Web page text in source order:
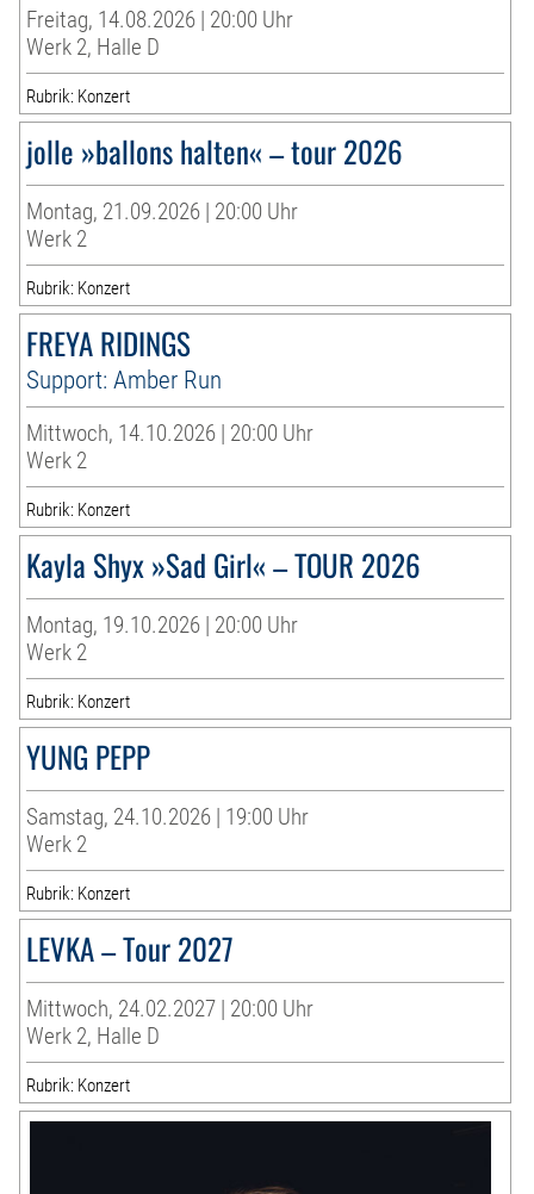
Freitag, 14.08.2026 | 20:00 Uhr
Werk 2, Halle D
Rubrik: Konzert
jolle »ballons halten« – tour 2026
Montag, 21.09.2026 | 20:00 Uhr
Werk 2
Rubrik: Konzert
FREYA RIDINGS
Support: Amber Run
Mittwoch, 14.10.2026 | 20:00 Uhr
Werk 2
Rubrik: Konzert
Kayla Shyx »Sad Girl« – TOUR 2026
Montag, 19.10.2026 | 20:00 Uhr
Werk 2
Rubrik: Konzert
YUNG PEPP
Samstag, 24.10.2026 | 19:00 Uhr
Werk 2
Rubrik: Konzert
LEVKA – Tour 2027
Mittwoch, 24.02.2027 | 20:00 Uhr
Werk 2, Halle D
Rubrik: Konzert